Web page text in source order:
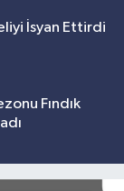
İsyan Ettirdi
Fındık